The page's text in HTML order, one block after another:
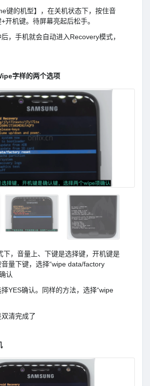
键的机型】，在关机状态下，按住音
开机键。待屏幕亮起后松手。
，手机就会自动进入Recovery模式，
字样的两个选项
下，音量上、下键是选择键，开机键是
量下键，选择“wipe data/factory
认
YES确认。同样的方法，选择“wipe
清完成了